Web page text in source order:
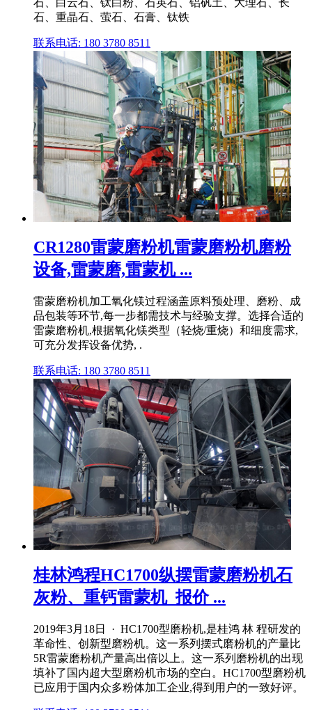
石、白云石、钛白粉、石英石、铝矾土、大理石、长
石、重晶石、萤石、石膏、钛铁
联系电话: 180 3780 8511
CR1280雷蒙磨粉机雷蒙磨粉机磨粉
设备,雷蒙磨,雷蒙机 ...
雷蒙磨粉机加工氧化镁过程涵盖原料预处理、磨粉、成
品包装等环节,每一步都需技术与经验支撑。选择合适的
雷蒙磨粉机,根据氧化镁类型（轻烧/重烧）和细度需求,
可充分发挥设备优势, .
联系电话: 180 3780 8511
桂林鸿程HC1700纵摆雷蒙磨粉机石
灰粉、重钙雷蒙机_报价 ...
2019年3月18日 · HC1700型磨粉机,是桂鸿 林 程研发的
革命性、创新型磨粉机。这一系列摆式磨粉机的产量比
5R雷蒙磨粉机产量高出倍以上。这一系列磨粉机的出现
填补了国内超大型磨粉机市场的空白。HC1700型磨粉机
已应用于国内众多粉体加工企业,得到用户的一致好评。